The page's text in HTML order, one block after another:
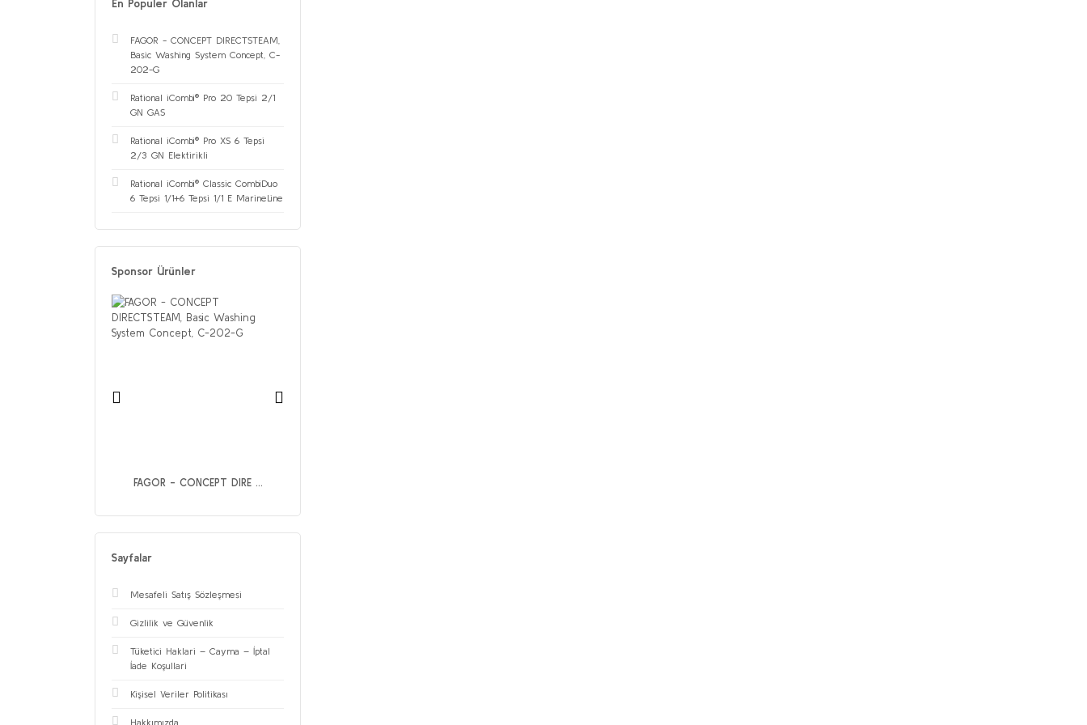
En Populer Olanlar
FAGOR - CONCEPT DIRECTSTEAM,
Basic Washing System Concept, C-
202-G
Rational iCombi® Pro 20 Tepsi 2/1
GN GAS
Rational iCombi® Pro XS 6 Tepsi
2/3 GN Elektirikli
Rational iCombi® Classic CombiDuo
6 Tepsi 1/1+6 Tepsi 1/1 E MarineLine
Sponsor Ürünler
FAGOR - CONCEPT DIRE ...
Sayfalar
Mesafeli Satış Sözleşmesi
Gizlilik ve Güvenlik
Tüketici Haklari – Cayma – İptal
İade Koşullari
Kişisel Veriler Politikası
Hakkımızda